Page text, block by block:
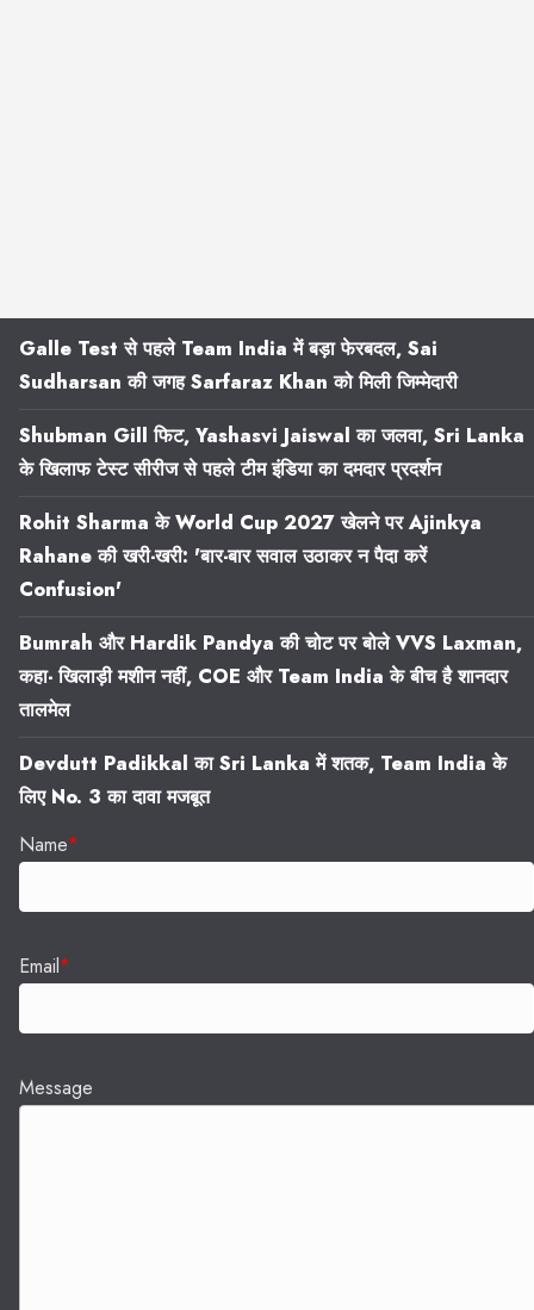
Galle Test से पहले Team India में बड़ा फेरबदल, Sai
Sudharsan की जगह Sarfaraz Khan को मिली जिम्मेदारी
Shubman Gill फिट, Yashasvi Jaiswal का जलवा, Sri Lanka
के खिलाफ टेस्ट सीरीज से पहले टीम इंडिया का दमदार प्रदर्शन
Rohit Sharma के World Cup 2027 खेलने पर Ajinkya
Rahane की खरी-खरी: 'बार-बार सवाल उठाकर न पैदा करें
Confusion'
Bumrah और Hardik Pandya की चोट पर बोले VVS Laxman,
कहा- खिलाड़ी मशीन नहीं, COE और Team India के बीच है शानदार
तालमेल
Devdutt Padikkal का Sri Lanka में शतक, Team India के
लिए No. 3 का दावा मजबूत
Name*
Email*
Message